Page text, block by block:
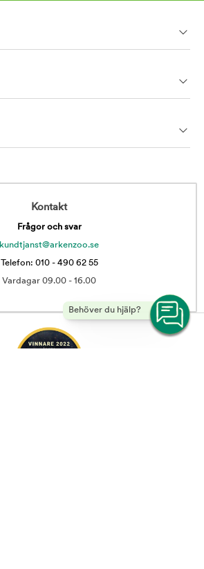
Behöver du hjälp?
Kontakt
Frågor och svar
kundtjanst@arkenzoo.se
Telefon: 010 - 490 62 55
Vardagar 09.00 - 16.00